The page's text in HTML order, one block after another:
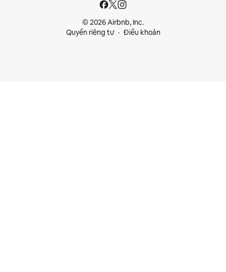
© 2026 Airbnb, Inc.
Quyền riêng tư
Điều khoản